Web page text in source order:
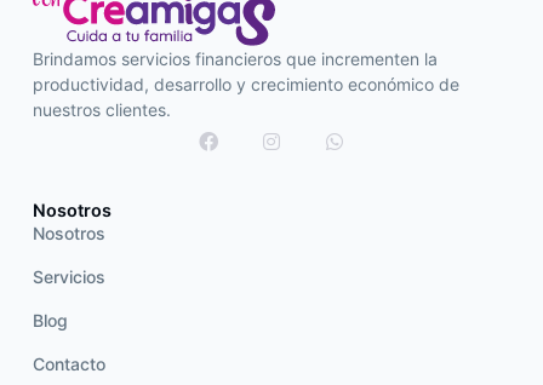
Brindamos servicios financieros que incrementen la
productividad, desarrollo y crecimiento económico de
nuestros clientes.
Nosotros
Nosotros
Servicios
Blog
Contacto